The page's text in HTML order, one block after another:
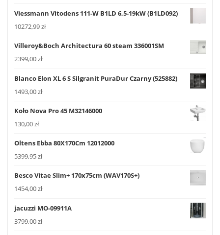
Viessmann Vitodens 111-W B1LD 6,5-19kW (B1LD092)
10272,99zł
Villeroy&Boch Architectura 60 steam 336001SM
2399,00zł
Blanco Elon XL 6 S Silgranit PuraDur Czarny (525882)
1493,00zł
Koło Nova Pro 45 M32146000
130,00zł
Oltens Ebba 80X170Cm 12012000
5399,95zł
Besco Vitae Slim+ 170x75cm (WAV170S+)
1454,00zł
jacuzzi MO-09911A
3799,00zł